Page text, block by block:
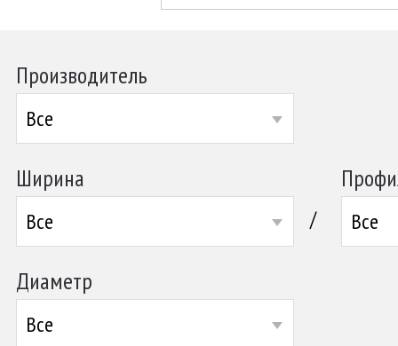
Производитель
Все
Ширина
Все / Все
Диаметр
Все